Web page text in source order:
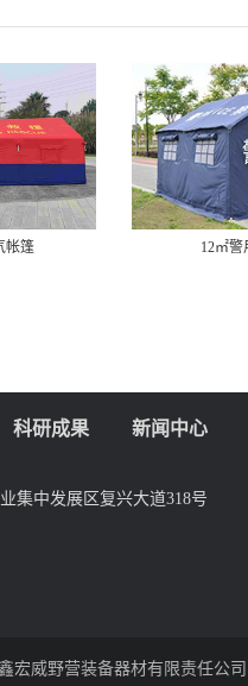
帐篷 12㎡
科研成果 新闻中心
集中发展区复兴大道318号
宏威野营装备器材有限责任公司